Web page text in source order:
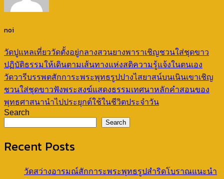
noi
วัดปูแหลเที่ยววัดตั้งอยู่กลางสวนยางพาราเชิญชวนใส่ชุดขาว
ปฏิบัติธรรมให้เดินตามเส้นทางแห่งสติความรู้แจ้งในตนเอง
วัดวารีบรรพตสักการะพระพุทธรูปปางไสยาสน์บนเนินเขาเชิญ
ชวนใส่ชุดขาวฟังพระสงฆ์แสดงธรรมเทศนาหลักคำสอนของ
พุทธศาสนานำไปประยุกต์ใช้ในชีวิตประจำวัน
Search
Search
Recent Posts
วัดสว่างอารมณ์สักการะพระพุทธรูปสำริดโบราณแนะนำ